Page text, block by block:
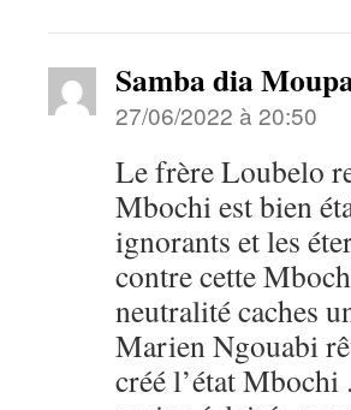
Samba dia
27/06/2022 à 20:50
Le frère Loubelo
Mbochi est bien
ignorants et les
contre cette
neutralité caches
Marien Ngouabi
créé l’état Mbochi